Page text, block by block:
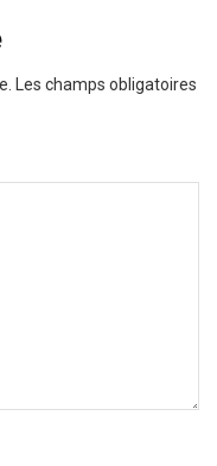
Les champs obligatoires